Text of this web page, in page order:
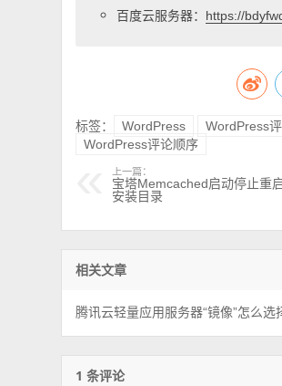
百度云服务器： https://
标签： WordPress WordPress
WordPress评论顺序
上一篇：
宝塔Memcached启动停止重
安装目录
相关文章
腾讯云轻量应用服务器“镜像”怎么选
1 条评论